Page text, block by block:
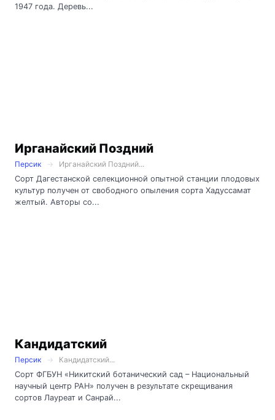
1947 года. Деревь...
Ирганайский Поздний
Персик
Ирганайский Поздний...
Сорт Дагестанской селекционной опытной станции плодовых
культур получен от свободного опыления сорта Хадуссамат
желтый. Авторы со...
Кандидатский
Персик
Кандидатский...
Сорт ФГБУН «Никитский ботанический сад – Национальный
научный центр РАН» получен в результате скрещивания
сортов Лауреат и Санрай...